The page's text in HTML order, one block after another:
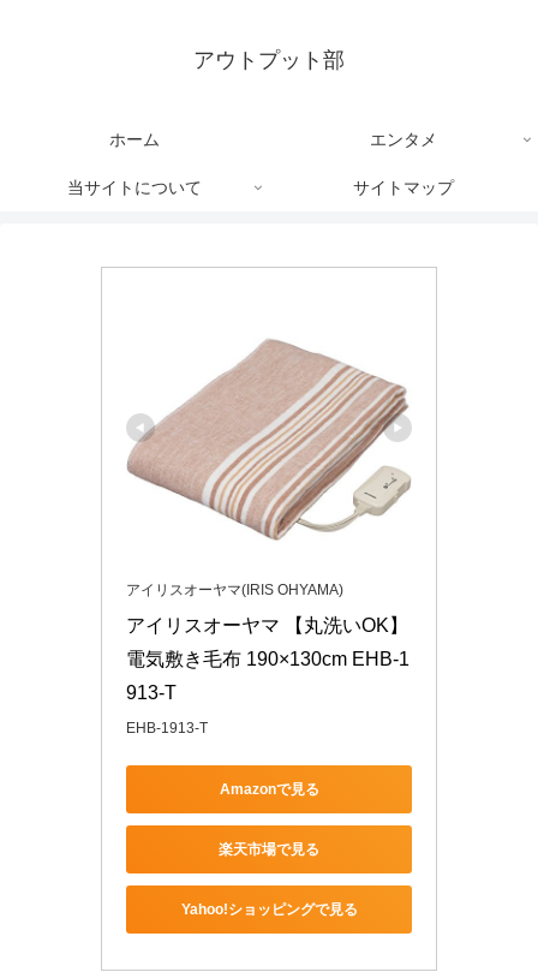
アウトプット部
ホーム エンタメ
当サイトについて サイトマップ
アイリスオーヤマ(IRIS OHYAMA)
アイリスオーヤマ 【丸洗いOK】
電気敷き毛布 190×130cm EHB-1
913-T
EHB-1913-T
Amazonで見る
楽天市場で見る
Yahoo!ショッピングで見る